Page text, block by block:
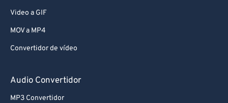
Video a GIF
MOV a MP4
Convertidor de vídeo
Audio Convertidor
MP3 Convertidor